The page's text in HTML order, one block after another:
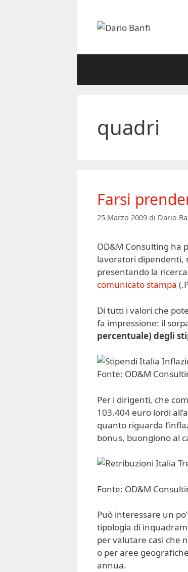
quadri
Farsi
25 Marzo 2009 di Dario
OD&M Consulting ha
lavoratori dipendenti,
presentando la
comunicato stampa
Di tutti i valori che
fa impressione: il
percentuale) degli
Fonte: OD&M
Per i dirigenti, che
103.404 euro lordi
quanto riguarda
bonus, buongiono al
Fonte: OD&M
Può interessare un
tipologia di
per valutare casi che
o per aree
annua.